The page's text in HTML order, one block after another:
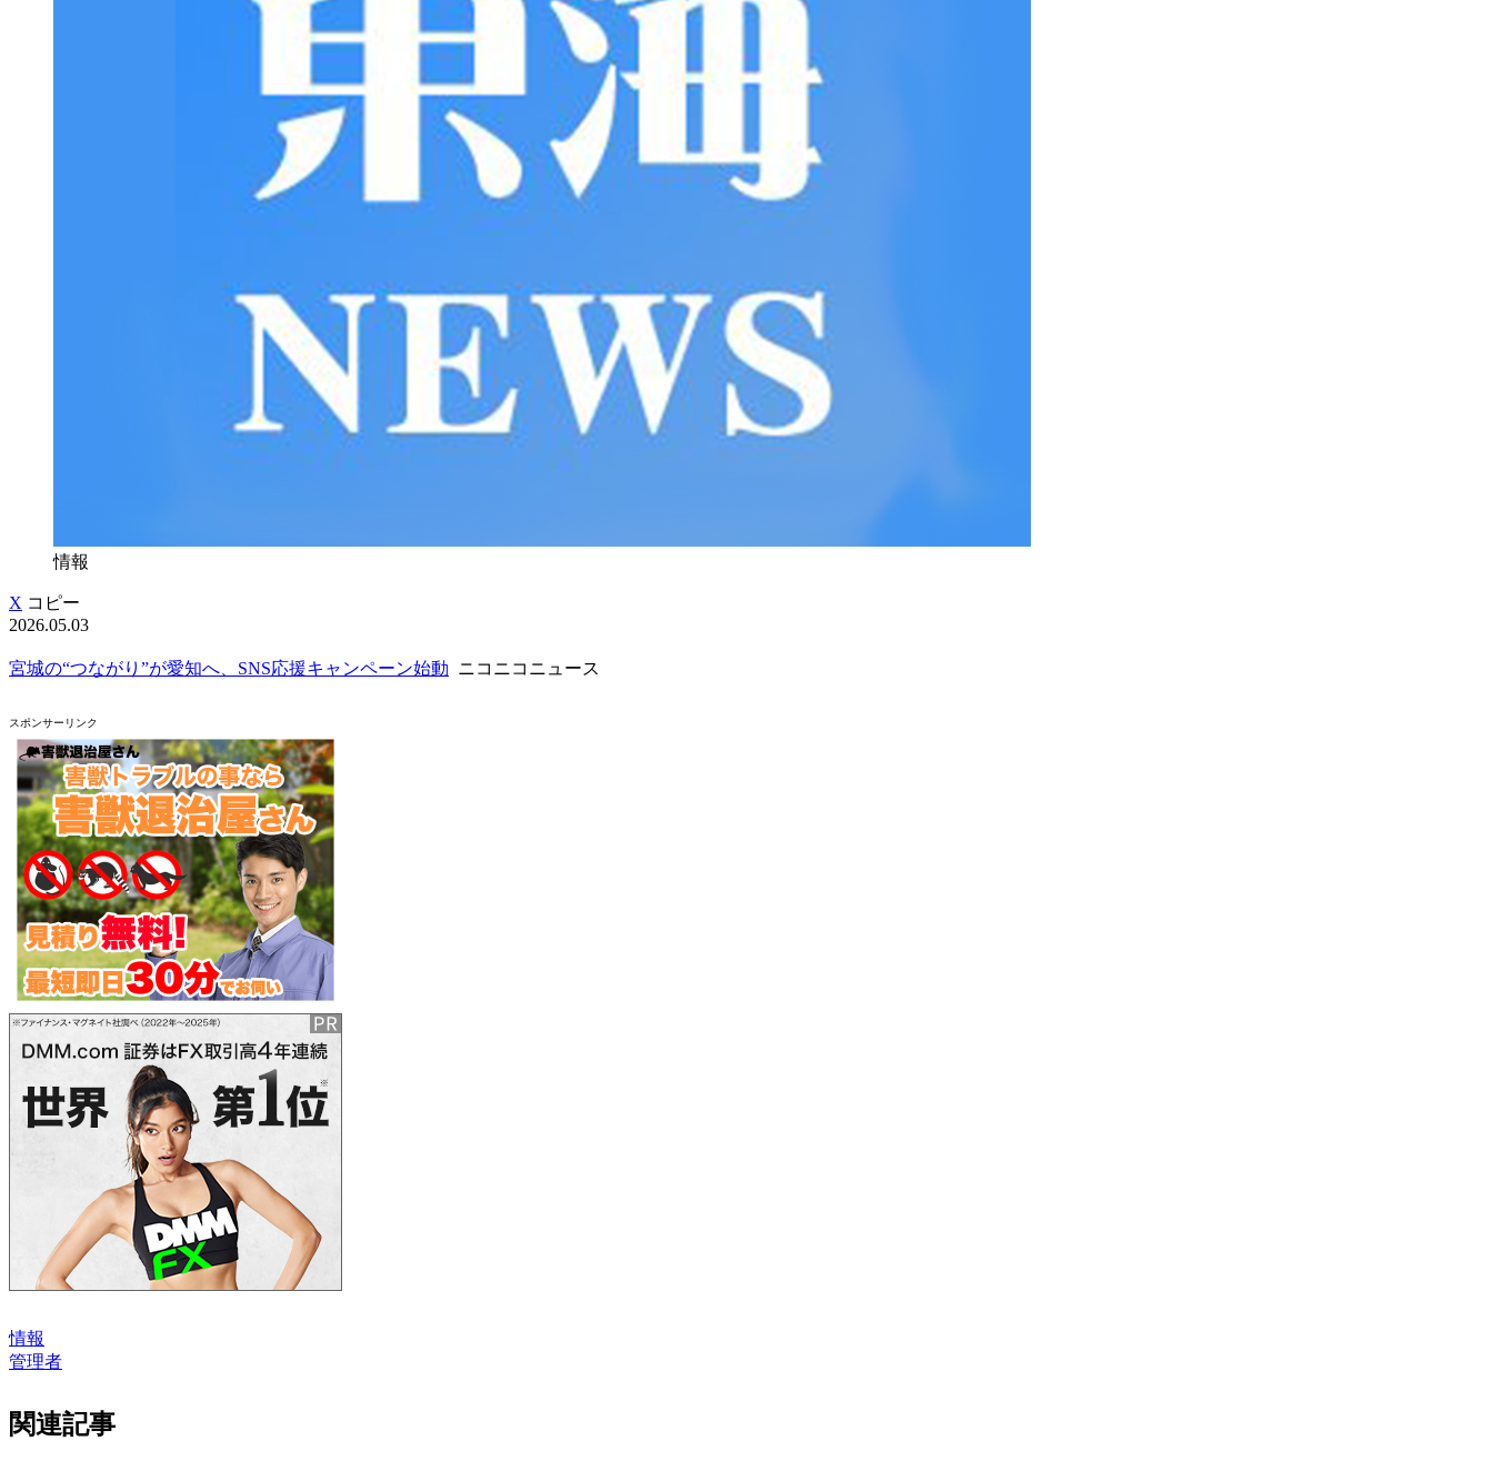
情報
X コピー
2026.05.03
宮城の“つながり”が愛知へ、SNS応援キャンペーン始動 ニコニコニュース
スポンサーリンク
情報
管理者
関連記事